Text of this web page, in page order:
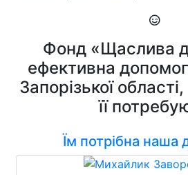
Фонд «Щаслива
ефективна
Запорізької
її
Їм потрібна наша